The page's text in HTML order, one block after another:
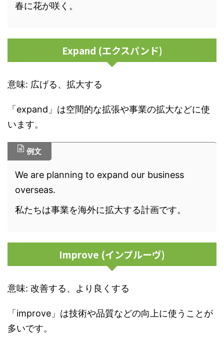
春に花が咲く。
Expand (エクスパンド)
意味: 広げる、拡大する
「expand」は空間的な拡張や事業の拡大などに使
います。
例文
We are planning to expand our business
overseas.
私たちは事業を海外に拡大する計画です。
Improve (インプルーヴ)
意味: 改善する、より良くする
「improve」は技術や品質などの向上に使うことが
多いです。